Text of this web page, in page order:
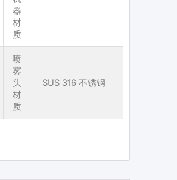
器
材
质
喷
雾
头
材
质
SUS 316 不锈钢